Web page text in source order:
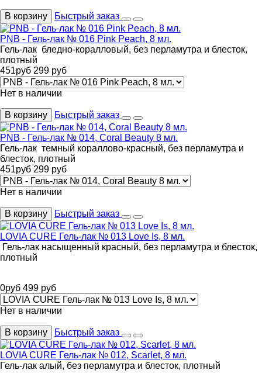
В корзину Быстрый заказ
PNB - Гель-лак № 016 Pink Peach, 8 мл.
Гель-лак бледно-коралловый, без перламутра и блесток,
плотный
451руб 299 руб
Нет в наличии
В корзину Быстрый заказ
PNB - Гель-лак № 014, Coral Beauty 8 мл.
Гель-лак темный кораллово-красный, без перламутра и
блесток, плотный
451руб 299 руб
Нет в наличии
В корзину Быстрый заказ
LOVIA CURE Гель-лак № 013 Love Is, 8 мл.
Гель-лак насыщенный красный, без перламутра и блесток,
плотный
0руб 499 руб
Нет в наличии
В корзину Быстрый заказ
LOVIA CURE Гель-лак № 012, Scarlet, 8 мл.
Гель-лак алый, без перламутра и блесток, плотный